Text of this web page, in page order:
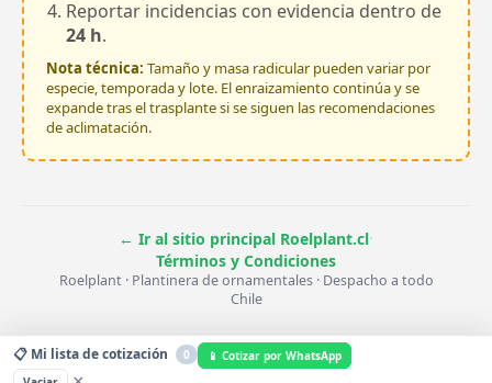
Reportar incidencias con evidencia dentro de
24 h.
Nota técnica: Tamaño y masa radicular pueden variar por
especie, temporada y lote. El enraizamiento continúa y se
expande tras el trasplante si se siguen las recomendaciones
de aclimatación.
← Ir al sitio principal Roelplant.cl·
Términos y Condiciones
Roelplant · Plantinera de ornamentales · Despacho a todo
Chile
📋 Mi lista de cotización 0
📱 Cotizar por WhatsApp